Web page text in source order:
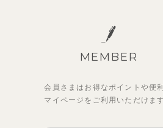
MEMBER
会員さまはお得なポイントや便
マイページを ご利用いただけます